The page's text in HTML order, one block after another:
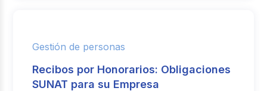
Gestión de personas
Recibos por Honorarios: Obligaciones
SUNAT para su Empresa